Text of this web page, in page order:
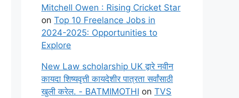
Mitchell Owen : Rising Cricket Star
on Top 10 Freelance Jobs in
2024-2025: Opportunities to
Explore
New Law scholarship UK द्वारे नवीन
कायदा शिष्यवृत्ती कायदेशीर पात्रता सर्वांसाठी
खुली करेल. - BATMIMOTHI on TVS